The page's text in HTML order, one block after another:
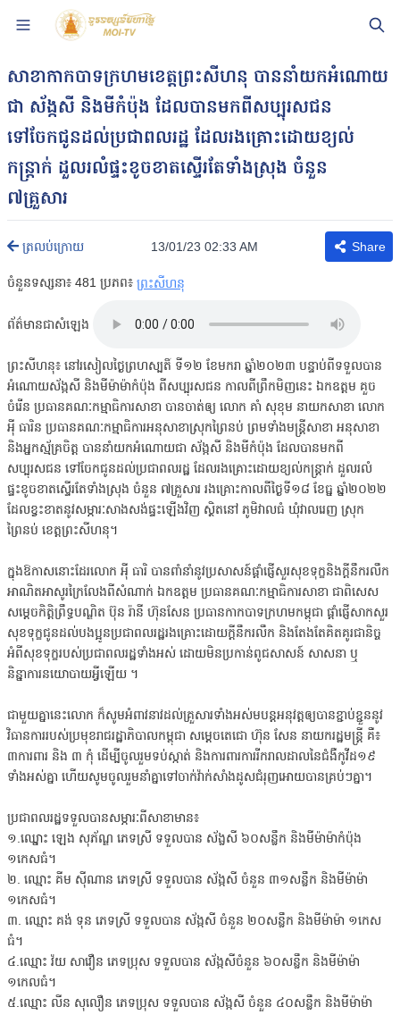
សាខាកាកបាទក្រហមខេត្តព្រះសីហនុ បាននាំយកអំណោយ
ជា ស័ង្កសី និងមីកំប៉ុង ដែលបានមកពីសប្បុរសជន
ទៅចែកជូនដល់ប្រជាពលរដ្ឋ ដែលរងគ្រោះដោយខ្យល់
កន្ត្រាក់ ដួលរលំផ្ទះខូចខាតស្ទើរតែទាំងស្រុង ចំនួន
៧គ្រួសារ
ត្រលប់ក្រោយ 13/01/23 02:33 AM Share
ចំនួនទស្សនា៖ 481 ប្រភព៖ ព្រះសីហនុ
ព័ត៌មានជាសំឡេង
ព្រះសីហនុ៖ នៅរសៀលថ្ងៃព្រហស្បតិ៍ ទី១២ ខែមករា ឆ្នាំ២០២៣ បន្ទាប់ពីទទួលបាន
អំណោយស័ង្កសី និងមីម៉ាម៉ាកំប៉ុង ពីសប្បុរសជន កាលពីព្រឹកមិញនេះ ឯកឧត្តម គួច
ចំរើន ប្រធានគណៈកម្មាធិការសាខា បានចាត់ឲ្យ លោក គាំ សុខុម នាយកសាខា លោក
អុី ធារិន ប្រធានគណៈកម្មាធិការអនុសាខាស្រុកព្រៃនប់ ព្រមទាំងមន្ត្រីសាខា អនុសាខា
និងអ្នកស្ម័គ្រចិត្ត បាននាំយកអំណោយជា ស័ង្កសី និងមីកំប៉ុង ដែលបានមកពី
សប្បុរសជន ទៅចែកជូនដល់ប្រជាពលរដ្ឋ ដែលរងគ្រោះដោយខ្យល់កន្ត្រាក់ ដួលរលំ
ផ្ទះខូចខាតស្ទើរតែទាំងស្រុង ចំនួន ៧គ្រួសារ រងគ្រោះកាលពីថ្ងៃទី១៨ ខែធ្ន ឆ្នាំ២០២២
ដែលខ្វះខាតនូវសម្ភារៈសាងសង់ផ្ទះឡើងវិញ ស្ថិតនៅ ភូមិវាលធំ ឃុំវាលរេញ ស្រុក
ព្រៃនប់ ខេត្តព្រះសីហនុ។
ក្នុងឱកាសនោះដែរលោក អុី ធារិ បានពាំនាំនូវប្រសាសន៍ផ្ដាំផ្ញើសួរសុខទុក្ខនិងក្ដីនឹករលឹក
អាណិតអាសូរក្រៃលែងពីសំណាក់ ឯកឧត្តម ប្រធានគណៈកម្មាធិការសាខា ជាពិសេស
សម្ដេចកិត្តិព្រឹទ្ធបណ្ឌិត ប៊ុន រ៉ានី ហ៊ុនសែន ប្រធានកាកបាទក្រហមកម្ពុជា ផ្ដាំផ្ញើសាកសួរ
សុខទុក្ខជូនដល់បងប្អូនប្រជាពលរដ្ឋរងគ្រោះដោយក្តីនឹករលឹក និងតែងតែគិតគូរជានិច្ច
អំពីសុខទុក្ខរបស់ប្រជាពលរដ្ឋទាំងអស់ ដោយមិនប្រកាន់ពូជសាសន៍ សាសនា ឬ
និន្នាការនយោបាយអ្វីឡើយ ។
ជាមួយគ្នានេះលោក ក៏សូមអំពាវនាវដល់គ្រួសារទាំងអស់មបន្តអនុវត្តឲ្យបានខ្ជាប់ខ្ជួននូវ
វិធានការរបស់ប្រមុខរាជរដ្ឋាភិបាលកម្ពុជា សម្តេចតេជោ ហ៊ុន សែន នាយករដ្ឋមន្ត្រី គឺ៖
៣ការពារ និង ៣ កុំ ដើម្បីចូលរួមទប់ស្កាត់ និងការពារការរីករាលដាលនៃជំងឺកូវីដ១៩
ទាំងអស់គ្នា ហើយសូមចូលរួមនាំគ្នាទៅចាក់វ៉ាក់សាំងដូសជំរុញអោយបានគ្រប់ៗគ្នា។
ប្រជាពលរដ្ឋទទួលបានសម្ភារៈពីសាខាមាន៖
១.ឈ្នោះ ឡេង សុភ័ណ្ឌ ភេទស្រី ទទួលបាន ស័ង្លសី ៦០សន្លឹក និងមីម៉ាម៉ាកំប៉ុង
១កេសធំ។
២. ឈ្មោះ គីម សុីណាន ភេទស្រី ទទួលបាន ស័ង្កសី ចំនួន ៣១សន្លឹក និងមីម៉ាម៉ា
១កេសធំ។
៣. ឈ្មោះ គង់ ទុន ភេទស្រី ទទួលបាន ស័ង្កសី ចំនួន ២០សន្លឹក និងមីម៉ាម៉ា ១កេស
ធំ។
៤.ឈ្មោះ វ៉យ សាវឿន ភេទប្រុស ទទួលបាន ស័ង្កសីចំនួន ៦០សន្លឹក និងមីម៉ាម៉ា
១កេលធំ។
៥.ឈ្មោះ លីន សុលឿន ភេទប្រុស ទទួលបាន ស័ង្កសី ចំនួន ៤០សន្លឹក និងមីម៉ាម៉ា